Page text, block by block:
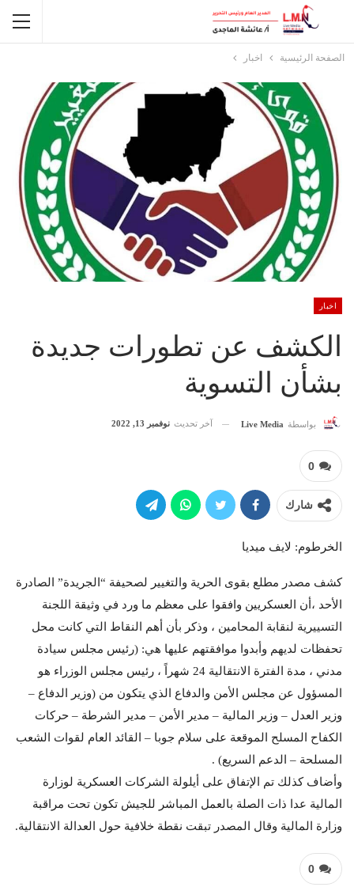
الصفحة الرئيسية اخبار
اخبار
الكشف عن تطورات جديدة
بشأن التسوية
بواسطة Live Media آخر تحديث نوفمبر 13, 2022
0
شارك
الخرطوم: لايف ميديا
كشف مصدر مطلع بقوى الحرية والتغيير لصحيفة “الجريدة” الصادرة
الأحد ،أن العسكريين وافقوا على معظم ما ورد في وثيقة اللجنة
التسييرية لنقابة المحامين ، وذكر بأن أهم النقاط التي كانت محل
تحفظات لديهم وأبدوا موافقتهم عليها هي: (رئيس مجلس سيادة
مدني ، مدة الفترة الانتقالية 24 شهراً ، رئيس مجلس الوزراء هو
المسؤول عن مجلس الأمن والدفاع الذي يتكون من (وزير الدفاع –
وزير العدل – وزير المالية – مدير الأمن – مدير الشرطة – حركات
الكفاح المسلح الموقعة على سلام جوبا – القائد العام لقوات الشعب
المسلحة – الدعم السريع) .
وأضاف كذلك تم الإتفاق على أيلولة الشركات العسكرية لوزارة
المالية عدا ذات الصلة بالعمل المباشر للجيش تكون تحت مراقبة
وزارة المالية وقال المصدر تبقت نقطة خلافية حول العدالة الانتقالية.
0